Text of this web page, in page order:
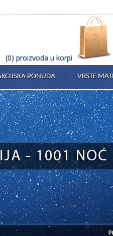
(0) proizvoda u korpi
PONUDA VRSTE